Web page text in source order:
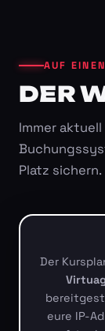
AUF
DER
Immer
Platz sichern.
Der
eure IP-